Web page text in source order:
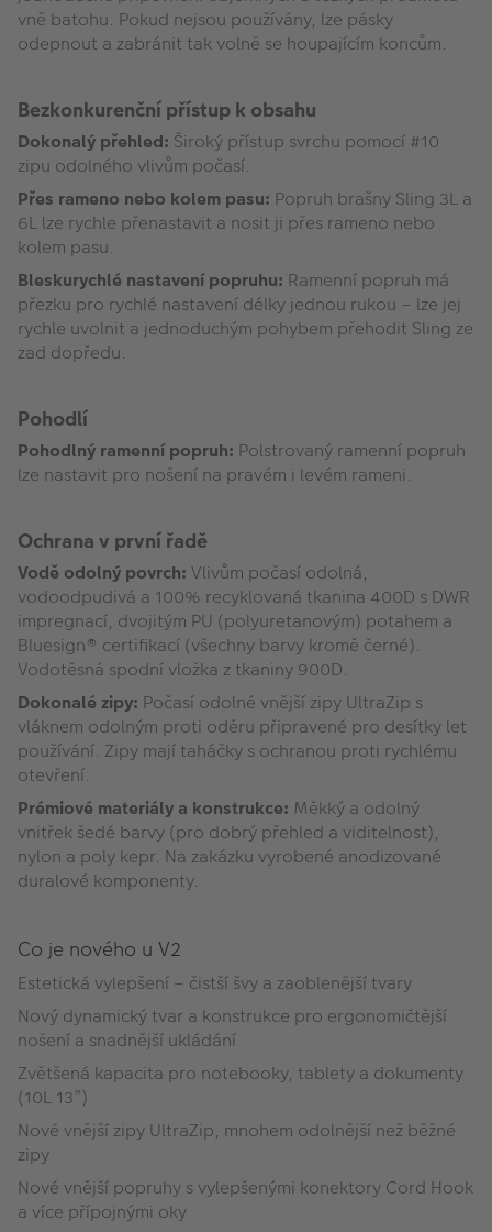
vně batohu. Pokud nejsou používány, lze pásky
odepnout a zabránit tak volně se houpajícím koncům.
Bezkonkurenční přístup k obsahu
Dokonalý přehled: Široký přístup svrchu pomocí #10
zipu odolného vlivům počasí.
Přes rameno nebo kolem pasu: Popruh brašny Sling 3L a
6L lze rychle přenastavit a nosit ji přes rameno nebo
kolem pasu.
Bleskurychlé nastavení popruhu: Ramenní popruh má
přezku pro rychlé nastavení délky jednou rukou – lze jej
rychle uvolnit a jednoduchým pohybem přehodit Sling ze
zad dopředu.
Pohodlí
Pohodlný ramenní popruh: Polstrovaný ramenní popruh
lze nastavit pro nošení na pravém i levém rameni.
Ochrana v první řadě
Vodě odolný povrch: Vlivům počasí odolná,
vodoodpudivá a 100% recyklovaná tkanina 400D s DWR
impregnací, dvojitým PU (polyuretanovým) potahem a
Bluesign® certifikací (všechny barvy kromě černé).
Vodotěsná spodní vložka z tkaniny 900D.
Dokonalé zipy: Počasí odolné vnější zipy UltraZip s
vláknem odolným proti oděru připravené pro desítky let
používání. Zipy mají taháčky s ochranou proti rychlému
otevření.
Prémiové materiály a konstrukce: Měkký a odolný
vnitřek šedé barvy (pro dobrý přehled a viditelnost),
nylon a poly kepr. Na zakázku vyrobené anodizované
duralové komponenty.
Co je nového u V2
Estetická vylepšení – čistší švy a zaoblenější tvary
Nový dynamický tvar a konstrukce pro ergonomičtější
nošení a snadnější ukládání
Zvětšená kapacita pro notebooky, tablety a dokumenty
(10L 13”)
Nové vnější zipy UltraZip, mnohem odolnější než běžné
zipy
Nové vnější popruhy s vylepšenými konektory Cord Hook
a více přípojnými oky